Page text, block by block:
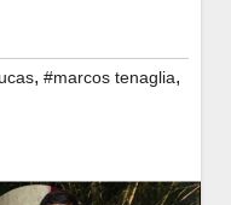
, #marcos tenaglia,